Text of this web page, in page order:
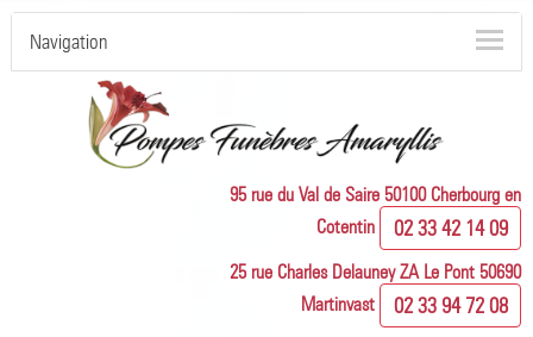
Navigation
25 rue Charles Delauney ZA Le Pont 50690
Martinvast
02 33 94 72 08
95 rue du Val de Saire 50100 Cherbourg en
Cotentin
02 33 42 14 09